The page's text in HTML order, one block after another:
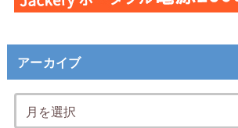
アーカイブ